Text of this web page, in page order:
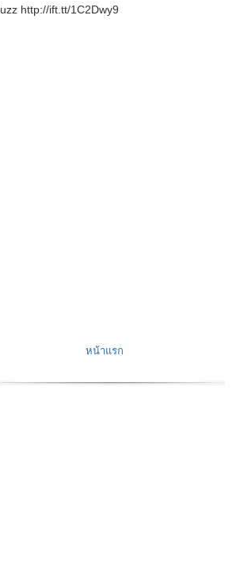
http://ift.tt/1C2Dwy9
หน้าแรก